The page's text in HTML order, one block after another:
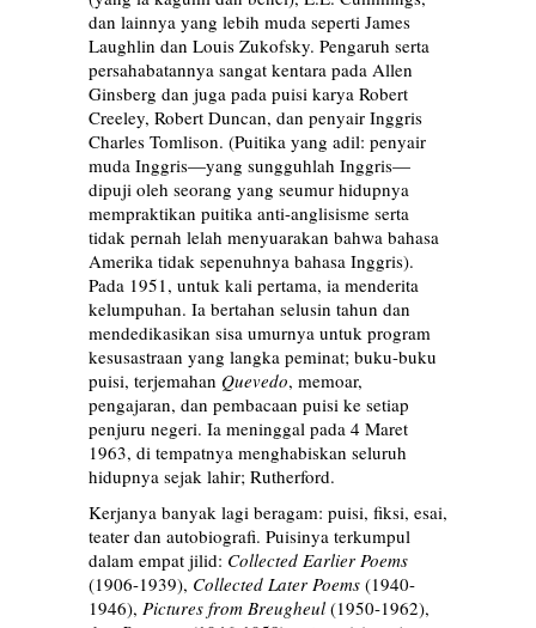
dan lainnya yang lebih muda seperti James
Laughlin dan Louis Zukofsky. Pengaruh serta
persahabatannya sangat kentara pada Allen
Ginsberg dan juga pada puisi karya Robert
Creeley, Robert Duncan, dan penyair Inggris
Charles Tomlison. (Puitika yang adil: penyair
muda Inggris—yang sungguhlah Inggris—
dipuji oleh seorang yang seumur hidupnya
mempraktikan puitika anti-anglisisme serta
tidak pernah lelah menyuarakan bahwa bahasa
Amerika tidak sepenuhnya bahasa Inggris).
Pada 1951, untuk kali pertama, ia menderita
kelumpuhan. Ia bertahan selusin tahun dan
mendedikasikan sisa umurnya untuk program
kesusastraan yang langka peminat; buku-buku
puisi, terjemahan Quevedo, memoar,
pengajaran, dan pembacaan puisi ke setiap
penjuru negeri. Ia meninggal pada 4 Maret
1963, di tempatnya menghabiskan seluruh
hidupnya sejak lahir; Rutherford.
Kerjanya banyak lagi beragam: puisi, fiksi, esai,
teater dan autobiografi. Puisinya terkumpul
dalam empat jilid: Collected Earlier Poems
(1906-1939), Collected Later Poems (1940-
1946), Pictures from Breugheul (1950-1962),